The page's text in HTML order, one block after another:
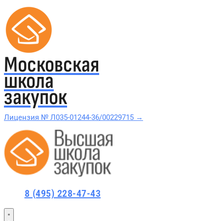
Московская
школа
закупок
Лицензия № Л035-01244-36/00229715 →
Проверить в реестре Рособрнадзора →
Курсы по 44-ФЗ
8 (495) 228-47-43